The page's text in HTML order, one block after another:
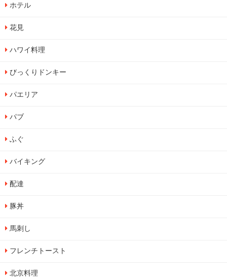
ホテル
花見
ハワイ料理
びっくりドンキー
パエリア
パブ
ふぐ
バイキング
配達
豚丼
馬刺し
フレンチトースト
北京料理